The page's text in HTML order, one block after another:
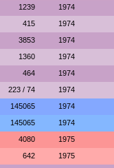
1239 1974
415 1974
3853 1974
1360 1974
464 1974
223 / 74 1974
145065 1974
145065 1974
4080 1975
642 1975